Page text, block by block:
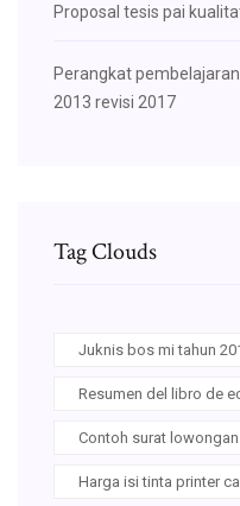
Proposal tesis pai
Perangkat
2013 revisi 2017
Tag Clouds
Juknis bos mi tahun
Resumen del libro de
Contoh surat
Harga isi tinta printer